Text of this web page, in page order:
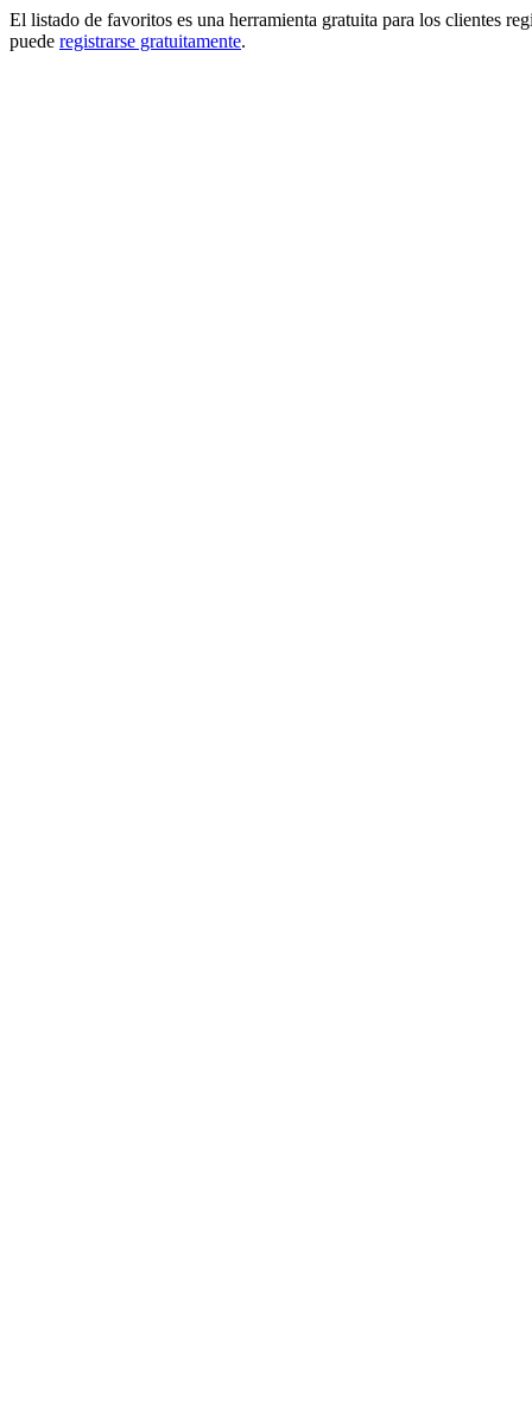
El listado de favoritos es una herramienta gratuita para los clientes
puede registrarse gratuitamente.